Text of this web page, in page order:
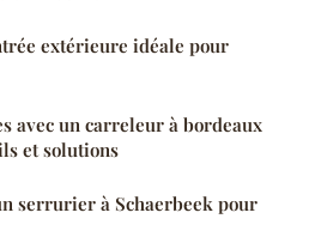
extérieure idéale pour
avec un carreleur à bordeaux
et solutions
serrurier à Schaerbeek pour